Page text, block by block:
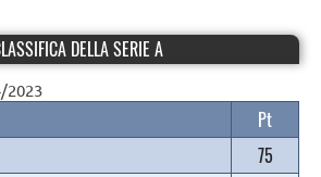
DELLA SERIE A
2023
Pt
75